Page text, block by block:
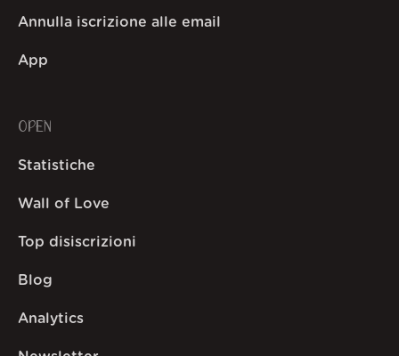
Annulla iscrizione alle email
App
OPEN
Statistiche
Wall of Love
Top disiscrizioni
Blog
Analytics